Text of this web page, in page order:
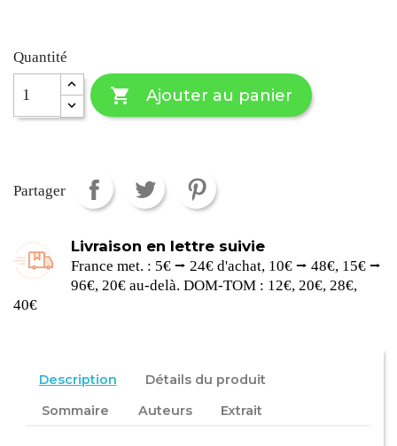
Quantité
 Ajouter au panier
Partager
Livraison en lettre suivie
France met. : 5€ ⭢ 24€ d'achat, 10€ ⭢ 48€, 15€ ⭢
96€, 20€ au-delà. DOM-TOM : 12€, 20€, 28€,
40€
Description
Détails du produit
Sommaire
Auteurs Extrait